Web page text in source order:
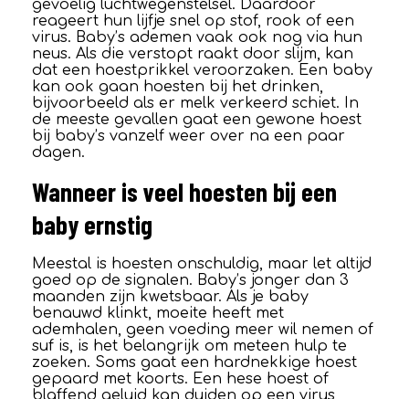
gevoelig luchtwegenstelsel. Daardoor
reageert hun lijfje snel op stof, rook of een
virus. Baby’s ademen vaak ook nog via hun
neus. Als die verstopt raakt door slijm, kan
dat een hoestprikkel veroorzaken. Een baby
kan ook gaan hoesten bij het drinken,
bijvoorbeeld als er melk verkeerd schiet. In
de meeste gevallen gaat een gewone hoest
bij baby’s vanzelf weer over na een paar
dagen.
Wanneer is veel hoesten bij een
baby ernstig
Meestal is hoesten onschuldig, maar let altijd
goed op de signalen. Baby’s jonger dan 3
maanden zijn kwetsbaar. Als je baby
benauwd klinkt, moeite heeft met
ademhalen, geen voeding meer wil nemen of
suf is, is het belangrijk om meteen hulp te
zoeken. Soms gaat een hardnekkige hoest
gepaard met koorts. Een hese hoest of
blaffend geluid kan duiden op een virus